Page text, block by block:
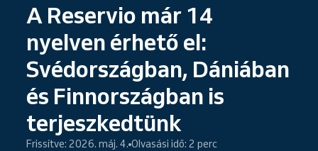
A Reservio már 14
nyelven érhető el:
Svédországban, Dániában
és Finnországban is
terjeszkedtünk
Frissítve: 2026. máj. 4. Olvasási idő: 2 perc